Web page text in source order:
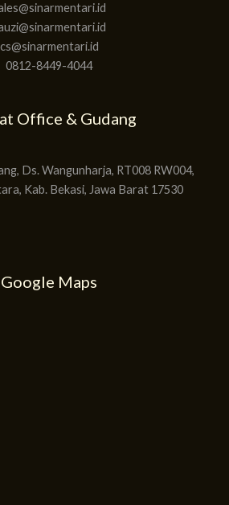
cs@sinarmentari.id
0812-8449-4044
Office & Gudang
Ds. Wangunharja, RT008 RW004,
Kab. Bekasi, Jawa Barat 17530
Google Maps